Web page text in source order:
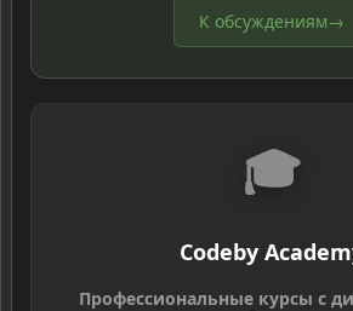
К обсуждениям→
🎓
Codeby
Профессиональные курсы с